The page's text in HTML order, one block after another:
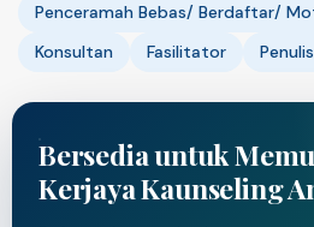
Penceramah Bebas/ Berdaftar/
Konsultan
Fasilitator
Bersedia untuk
Kerjaya Kaunseling